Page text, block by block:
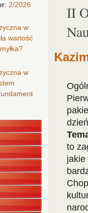
2/2026
w
wartość
w
II
to
jakie